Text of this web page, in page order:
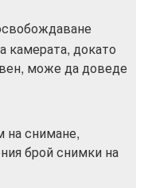
камерата, докато
може да доведе
на снимане,
брой снимки на